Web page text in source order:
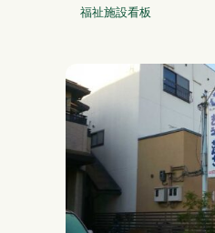
福祉施設看板